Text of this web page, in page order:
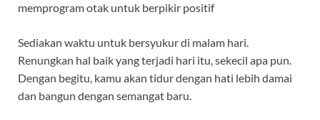
memprogram otak untuk berpikir positif
Sediakan waktu untuk bersyukur di malam hari.
Renungkan hal baik yang terjadi hari itu, sekecil apa pun.
Dengan begitu, kamu akan tidur dengan hati lebih damai
dan bangun dengan semangat baru.